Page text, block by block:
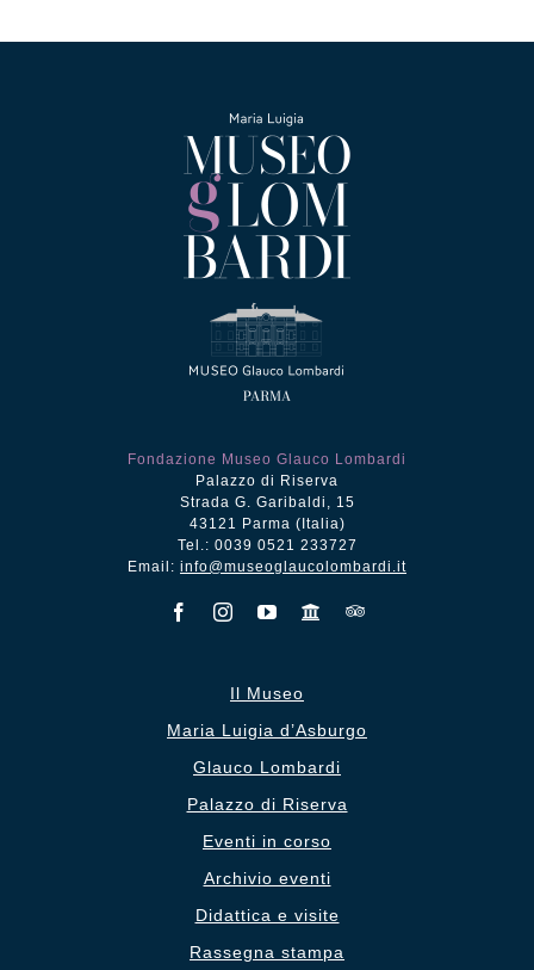
Fondazione Museo Glauco Lombardi
Palazzo di Riserva
Strada G. Garibaldi, 15
43121 Parma (Italia)
Tel.: 0039 0521 233727
Email: info@museoglaucolombardi.it
Il Museo
Maria Luigia d’Asburgo
Glauco Lombardi
Palazzo di Riserva
Eventi in corso
Archivio eventi
Didattica e visite
Rassegna stampa